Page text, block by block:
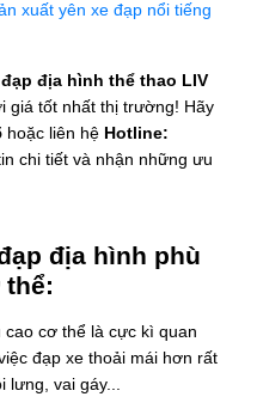
xuất yên xe đạp nổi tiếng
địa hình thể thao LIV
giá tốt nhất thị trường! Hãy
hoặc liên hệ Hotline:
chi tiết và nhận những ưu
địa hình phù
cơ thể là cực kì quan
đạp xe thoải mái hơn rất
vai gáy...